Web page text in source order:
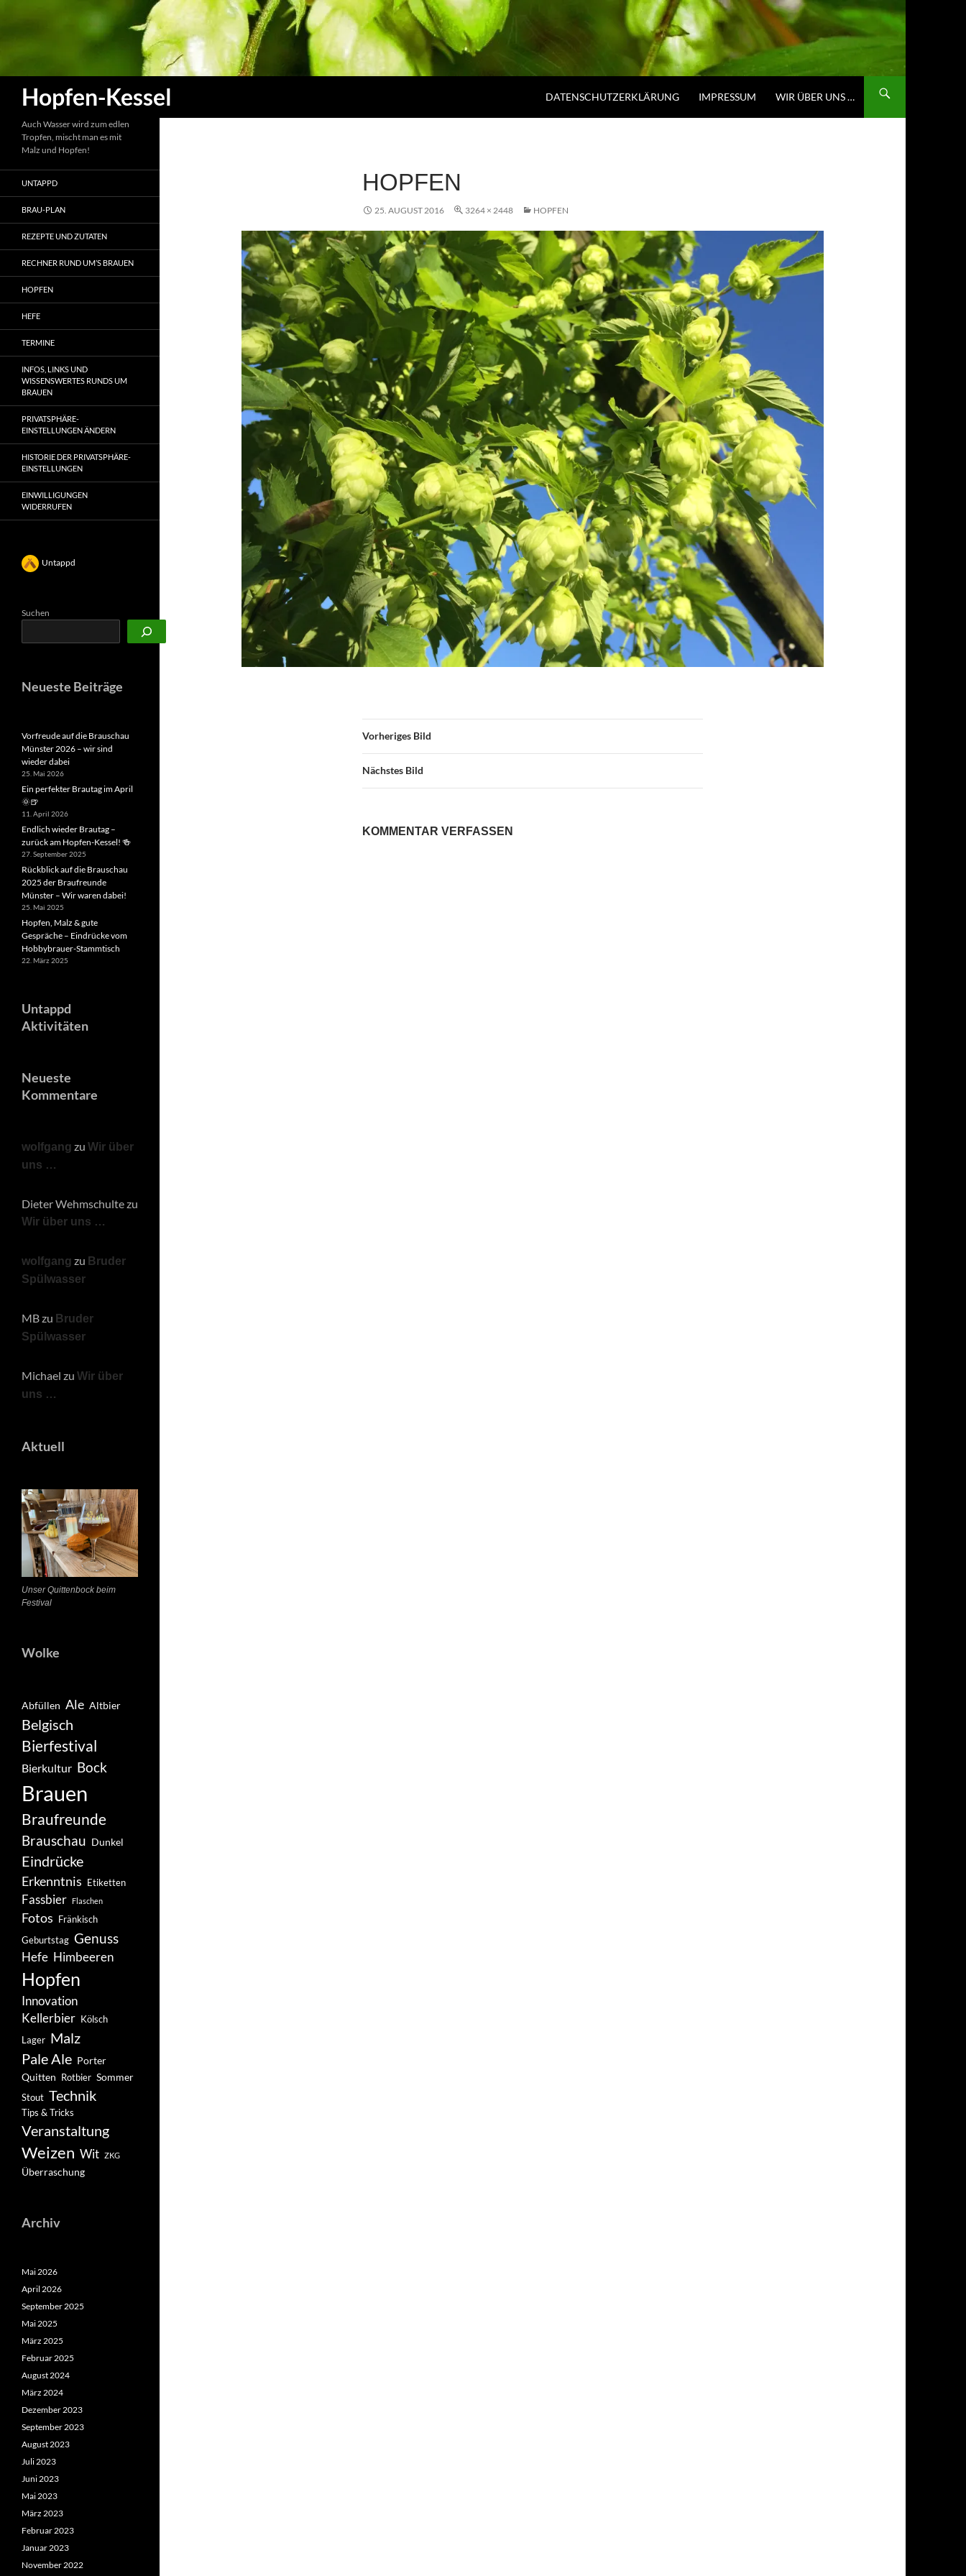
Hopfen-Kessel DATENSCHUTZERKLÄRUNG IMPRESSUM WIR ÜBER UNS …
HOPFEN
25. AUGUST 2016 3264 × 2448 HOPFEN
Vorheriges Bild
Nächstes Bild
KOMMENTAR VERFASSEN
Auch Wasser wird zum edlen
Tropfen, mischt man es mit
Malz und Hopfen!
UNTAPPD
BRAU-PLAN
REZEPTE UND ZUTATEN
RECHNER RUND UM’S BRAUEN
HOPFEN
HEFE
TERMINE
INFOS, LINKS UND
WISSENSWERTES RUNDS UM
BRAUEN
PRIVATSPHÄRE-
EINSTELLUNGEN ÄNDERN
HISTORIE DER PRIVATSPHÄRE-
EINSTELLUNGEN
EINWILLIGUNGEN
WIDERRUFEN
Untappd
Suchen
Neueste Beiträge
Vorfreude auf die Brauschau
Münster 2026 – wir sind
wieder dabei
25. Mai 2026
Ein perfekter Brautag im April
🌞🍺
11. April 2026
Endlich wieder Brautag –
zurück am Hopfen-Kessel! 🍻
27. September 2025
Rückblick auf die Brauschau
2025 der Braufreunde
Münster – Wir waren dabei!
25. Mai 2025
Hopfen, Malz & gute
Gespräche – Eindrücke vom
Hobbybrauer-Stammtisch
22. März 2025
Untappd
Aktivitäten
Neueste
Kommentare
wolfgang zu Wir über
uns …
Dieter Wehmschultezu
Wir über uns …
wolfgang zu Bruder
Spülwasser
MBzu Bruder
Spülwasser
Michael zu Wir über
uns …
Aktuell
Unser Quittenbock beim
Festival
Wolke
Abfüllen Ale Altbier
Belgisch
Bierfestival
Bierkultur Bock
Brauen
Braufreunde
Brauschau Dunkel
Eindrücke
Erkenntnis Etiketten
Fassbier Flaschen
Fotos Fränkisch
Geburtstag Genuss
Hefe Himbeeren
Hopfen
Innovation
Kellerbier Kölsch
Lager Malz
Pale Ale Porter
Quitten Rotbier Sommer
Stout Technik
Tips & Tricks
Veranstaltung
Weizen Wit ZKG
Überraschung
Archiv
Mai 2026
April 2026
September 2025
Mai 2025
März 2025
Februar 2025
August 2024
März 2024
Dezember 2023
September 2023
August 2023
Juli 2023
Juni 2023
Mai 2023
März 2023
Februar 2023
Januar 2023
November 2022